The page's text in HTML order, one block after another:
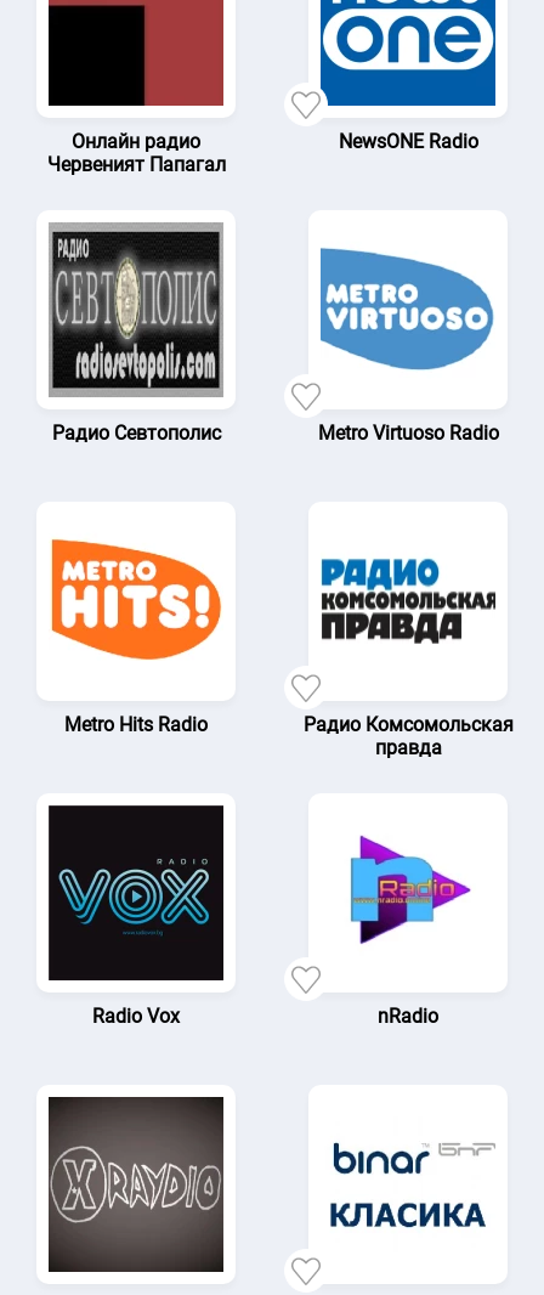
Онлайн радио
Червеният Папагал
NewsONE Radio
Радио Севтополис Metro Virtuoso Radio
Metro Hits Radio
Радио Комсомольская
правда
Radio Vox nRadio